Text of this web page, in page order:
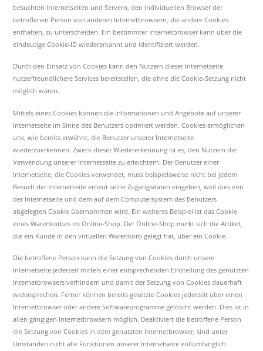
besuchten Internetseiten und Servern, den individuellen Browser der
betroffenen Person von anderen Internetbrowsern, die andere Cookies
enthalten, zu unterscheiden. Ein bestimmter Internetbrowser kann über die
eindeutige Cookie-ID wiedererkannt und identifiziert werden.
Durch den Einsatz von Cookies kann den Nutzern dieser Internetseite
nutzerfreundlichere Services bereitstellen, die ohne die Cookie-Setzung nicht
möglich wären.
Mittels eines Cookies können die Informationen und Angebote auf unserer
Internetseite im Sinne des Benutzers optimiert werden. Cookies ermöglichen
uns, wie bereits erwähnt, die Benutzer unserer Internetseite
wiederzuerkennen. Zweck dieser Wiedererkennung ist es, den Nutzern die
Verwendung unserer Internetseite zu erleichtern. Der Benutzer einer
Internetseite, die Cookies verwendet, muss beispielsweise nicht bei jedem
Besuch der Internetseite erneut seine Zugangsdaten eingeben, weil dies von
der Internetseite und dem auf dem Computersystem des Benutzers
abgelegten Cookie übernommen wird. Ein weiteres Beispiel ist das Cookie
eines Warenkorbes im Online-Shop. Der Online-Shop merkt sich die Artikel,
die ein Kunde in den virtuellen Warenkorb gelegt hat, über ein Cookie.
Die betroffene Person kann die Setzung von Cookies durch unsere
Internetseite jederzeit mittels einer entsprechenden Einstellung des genutzten
Internetbrowsers verhindern und damit der Setzung von Cookies dauerhaft
widersprechen. Ferner können bereits gesetzte Cookies jederzeit über einen
Internetbrowser oder andere Softwareprogramme gelöscht werden. Dies ist in
allen gängigen Internetbrowsern möglich. Deaktiviert die betroffene Person
die Setzung von Cookies in dem genutzten Internetbrowser, sind unter
Umständen nicht alle Funktionen unserer Internetseite vollumfänglich